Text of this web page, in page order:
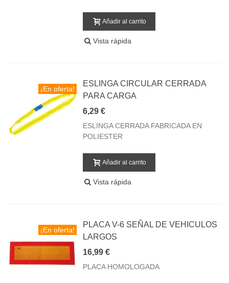
Añadir al carrito
Vista rápida
¡En oferta!
ESLINGA CIRCULAR CERRADA
PARA CARGA
6,29 €
ESLINGA CERRADA FABRICADA EN
POLIESTER
Añadir al carrito
Vista rápida
¡En oferta!
PLACA V-6 SEÑAL DE VEHICULOS
LARGOS
16,99 €
PLACA HOMOLOGADA